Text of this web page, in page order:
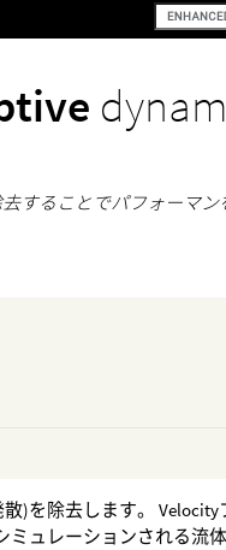
することでパフォーマ
散)を除去します。
ミュレーションされる流